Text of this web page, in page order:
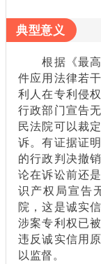
典型意义
根据《最高
件应用法律若
利人在专利侵
行政部门宣告
民法院可以裁
诉。有证据证
的行政判决撤
论在诉讼前还
识产权局宣告
院，这是诚实
涉案专利权已
违反诚实信用
以监督。